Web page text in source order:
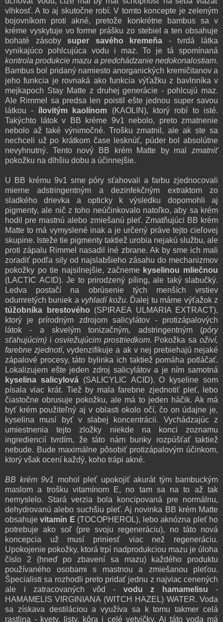
vlhkosť. A to aj skutočne robí. V tomto koncepte je zeleným
bojovníkom proti akné, pretože konkrétne bambus sa v
kréme vyskytuje vo forme prášku zo stebiel a ten obsahuje
bohaté zásobysuper savého kremeňa - tvrdá látka
vynikajúco pohlcujúca vodu i maz.To je tá spomínaná
kontrola produkcie mazu a predchádzanie nedokonalostiam.
Bambus bol pridaný namiesto anorganických kremičitanov a
jeho funkcia je rovnaká ako funkcia výťažku z bavlnníka v
mejkapoch Stay Matte z druhej generácie - pohlcujú maz.
Ale Rimmel sa predsa len poistil ešte jednou super savou
látkou - ílovitým kaolínom (KAOLIN), ktorý robí to isté.
Takýchto látok v BB kréme 9v1 nebolo, preto zmatnenie
nebolo až také výnimočné. Trošku zmatnil, ale ak ste sa
nechceli už po krátkom čase lesknúť, púder bol absolútne
nevyhnutný. Tento nový BB krém Matte by mal zmatniť
pokožku na dlhšiu dobu a účinnejšie.
U BB krému 9v1 sme póry sťahovali a farbu zjednocovali
mierne adstringentným a dezinfekčným extraktom zo
sladkého drievka a opticky k výsledku dopomohli aj
pigmenty, ale nič z toho neúčinkovalo natoľko, aby sa krém
hodil pre mastnú alebo zmiešanú pleť. Zmatňujúci BB krém
Matte to má vymyslené inak a je určený práve tejto cieľovej
skupine. Isteže tie pigmenty taktiež urobia nejakú službu, ale
proti zápalu Rimmel nasadil iné zbrane. Ak by sme ich mali
zoradiť podľa sily od najslabšieho zásahu do mechanizmov
pokožky po tie najsilnejšie, začneme kyselinou mliečnou
(LACTIC ACID). Je to prirodzený píling, ale taký slabučký.
Ledva postačí na obrúsenie tých menších vrstiev
odumretých buniek a vyhladí kožu. Ďalej tu máme výťažok z
túžobníka brestového (SPIRAEA ULMARIA EXTRACT),
ktorý je prírodným zdrojom salicylátov - protizápalových
látok - a skvelým tonizačným, adstringentným (póry
sťahujúcim) i osviežujúcim prostriedkom. Pokožka saoživí,
farebne zjednotí, vydenzifikuje a ak v nej prebiehajú nejaké
zápalové procesy, táto bylinka ich taktiež pomáha potláčať.
Lokalizujem ešte jeden zdroj salicylátov a je ním samotná
kyselina salicylová(SALICYLIC ACID). O kyseline som
písala viac krát. Tiež by mala farebne zjednotiť pleť, lebo
čiastočne obrusuje pokožku, ale má to jeden háčik. Ak má
byť krém použiteľný aj v oblasti okolo očí, čo on údajne je,
kyselina musí byť v slabej koncentrácii. Vychádzajúc z
umiestnenia tejto zložky niekde na konci zoznamu
ingrediencií tvrdím, že táto nám bunky rozpúšťať taktiež
nebude. Bude maximálne pôsobiť protizápalovým účinkom,
ktorý však ocení každý, koho trápi akné.
BB krém 9v1
mohol pleť upokojiť akurát tým bambuckým
maslom a trošku vitamínom E, no tam sa na to až tak
nemyslelo. Stará verzia bola koncipovaná pre normálnu,
dehydrovanú alebo suchšiu pleť. Aj novinka BB krém Matte
obsahujevitamín E (TOCOPHEROL), lebo aknózna pleť ho
potrebuje ako soľ (pre svoju regeneráciu), no táto nová
koncepcia už musí priniesť viac než regeneráciu.
Upokojenie pokožky, ktorá trpí nadprodukciou mazu je úloha
číslo 2 (hneď po zbavení sa mazu) každého produktu
používaného osobami s mastnou a zmiešanou pleťou.
Špecialisti sa rozhodli preto pridať jednu z najviac cenených
ale i zatracovaných vôd - vodu z hamamelisu -
HAMAMELIS VIRGINIANA (WITCH HAZEL) WATER. Voda
sa získava destiláciou a využíva sa k tomu takmer celá
rastlina - kvety, listy, kôra i celé vetvičky. Aj táto voda má